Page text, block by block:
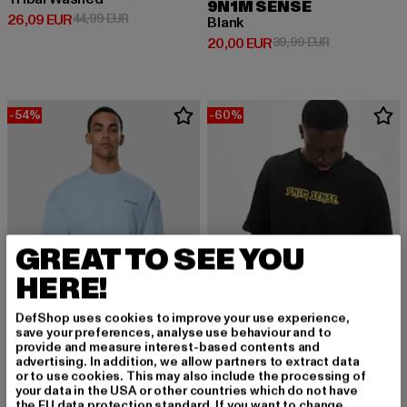
26,09 EUR
Derzeitiger Preis: 26,09 EUR
44,99 EURAktionspreis: 44,99 EUR
9N1M SENSE
Blank
20,00 EUR
Derzeitiger Preis: 20,00 EUR
39,99 EURAktionspreis:
-54%
9N1M SENSE
Mykonos
ab 49,99 EURAktionspreis: 49,99 EUR
-60%
9N1M SENSE
Goth Logo
44,99 EURAktionspreis:
GREAT TO SEE YOU
HERE!
DefShop uses cookies to improve your use experience,
save your preferences, analyse use behaviour and to
provide and measure interest-based contents and
advertising. In addition, we allow partners to extract data
or to use cookies. This may also include the processing of
your data in the USA or other countries which do not have